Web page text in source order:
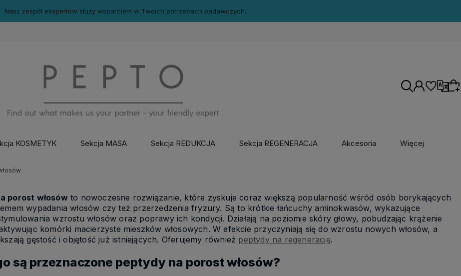
Nasz zespół ekspertów służy wsparciem w Twoich potrzebach badawczych.
złoty polski
dolar amerykański
KOSMETYK Sekcja MASA Sekcja REDUKCJA Sekcja REGENERACJA Akcesoria Więcej
porost włosówto nowoczesne rozwiązanie, które zyskuje coraz większą popularność wśród osób borykających
wypadania włosów czy też przerzedzenia fryzury. Są to krótkie łańcuchy aminokwasów, wykazujące
wzrostu włosów oraz poprawy ich kondycji. Działają na poziomie skóry głowy, pobudzając krążenie
komórki macierzyste mieszków włosowych. W efekcie przyczyniają się do wzrostu nowych włosów, a
gęstość i objętość już istniejących. Oferujemy również peptydy na regenerację.
są przeznaczone peptydy na porost włosów?